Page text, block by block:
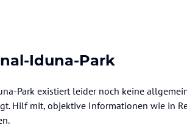
Iduna-Park
Park existiert leider noch keine
Hilf mit, objektive Informationen wie in